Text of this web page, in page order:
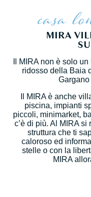
casa
MIRA
Il MIRA non è solo
ridosso della Baia
Il MIRA è anche
piscina, impianti
piccoli, minimarket,
c’è di più. Al MIRA
struttura che ti
caloroso ed
stelle o con la
MIRA